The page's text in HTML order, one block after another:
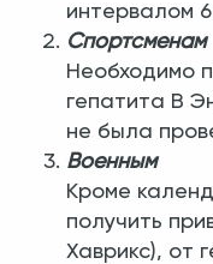
интервалом
Спортсменам
Необходимо
гепатита В
не была
Военным
Кроме
получить
Хаврикс), от